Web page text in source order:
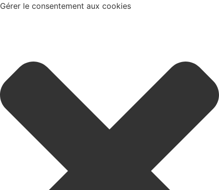
Gérer le consentement aux cookies